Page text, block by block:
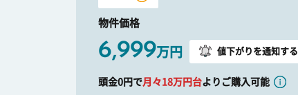
物件価格
6,999万円 値下がりを通知する
頭金0円で月々18万円台よりご購入可能